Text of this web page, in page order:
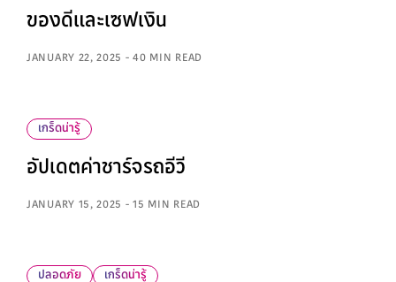
ของดีและเซฟเงิน
JANUARY 22, 2025 - 40 MIN READ
เกร็ดน่ารู้
อัปเดตค่าชาร์จรถอีวี
JANUARY 15, 2025 - 15 MIN READ
ปลอดภัย เกร็ดน่ารู้